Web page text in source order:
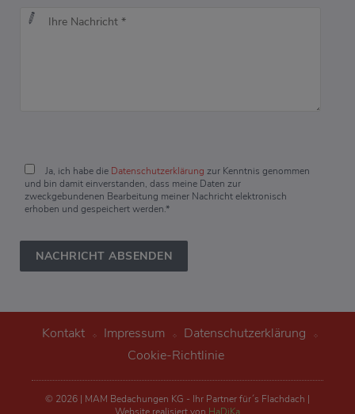
Ja, ich habe die Datenschutzerklärung zur Kenntnis genommen
und bin damit einverstanden, dass meine Daten zur
zweckgebundenen Bearbeitung meiner Nachricht elektronisch
erhoben und gespeichert werden.*
Kontakt Impressum
Datenschutzerklärung
Cookie-Richtlinie
© 2026 | MAM Bedachungen KG - Ihr Partner für´s Flachdach |